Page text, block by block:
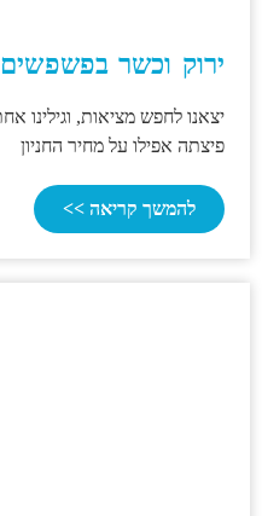
ירוק וכשר בפשפשים
פיצתה אפילו על מחיר החניון
להמשך קריאה >>